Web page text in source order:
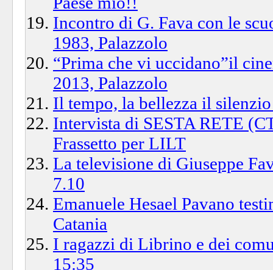
Incontro di G. Fava con le
1983, Palazzolo
“Prima che vi uccidano”il
2013, Palazzolo
Il tempo, la bellezza il
Intervista di SESTA RETE
Frassetto per LILT
La televisione di Giuseppe
7.10
Emanuele Hesael Pavano
Catania
I ragazzi di Librino e dei
15:35